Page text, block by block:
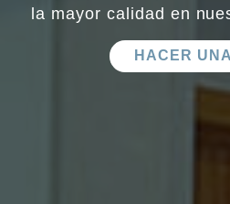
la mayor calidad en
HACER